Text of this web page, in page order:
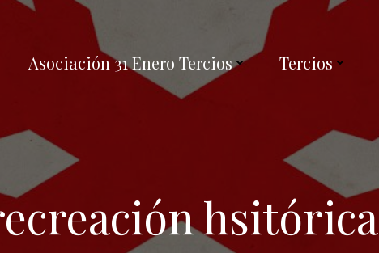
Asociación 31 Enero Tercios Tercios
hsitórica